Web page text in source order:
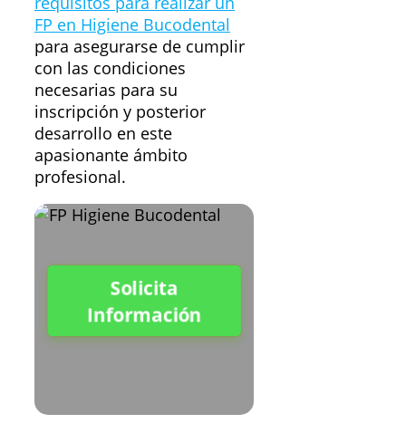
FP en Higiene Bucodental
para asegurarse de cumplir
con las condiciones
necesarias para su
inscripción y posterior
desarrollo en este
apasionante ámbito
profesional.
Solicita
Información